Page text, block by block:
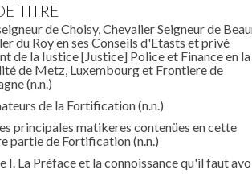
TITRE
de Choisy, Chevalier Seigneur de
du Roy en ses Conseils d'Etasts et privé
de la Iustice [Justice] Police et Finance en la
de Metz, Luxembourg et Frontiere de
(n.n.)
de la Fortification(n.n.)
principales matikeres contenües en cette
partie de Fortification(n.n.)
I. La Préface et la connoissance qu'il faut